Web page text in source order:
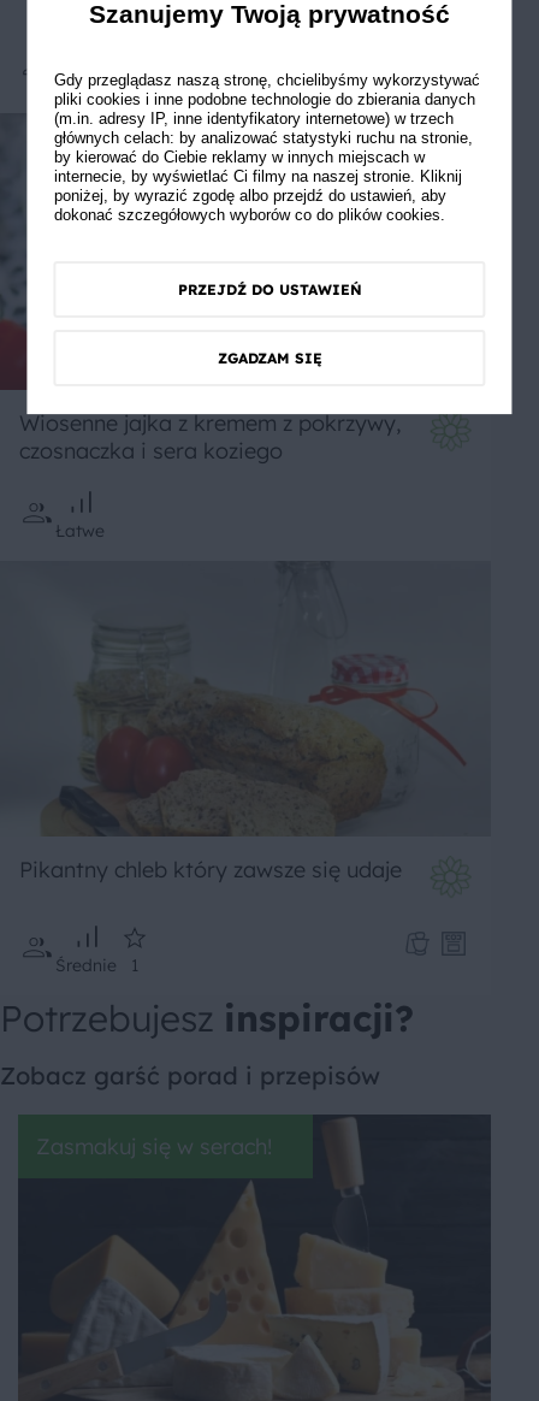
Średnie
Wiosenne jajka z kremem z pokrzywy,
czosnaczka i sera koziego
Łatwe
Pikantny chleb który zawsze się udaje
Średnie 1
Potrzebujesz inspiracji?
Zobacz garść porad i przepisów
Zasmakuj się w serach!
Szanujemy Twoją prywatność
Gdy przeglądasz naszą stronę, chcielibyśmy wykorzystywać
pliki cookies i inne podobne technologie do zbierania danych
(m.in. adresy IP, inne identyfikatory internetowe) w trzech
głównych celach: by analizować statystyki ruchu na stronie,
by kierować do Ciebie reklamy w innych miejscach w
internecie, by wyświetlać Ci filmy na naszej stronie. Kliknij
poniżej, by wyrazić zgodę albo przejdź do ustawień, aby
dokonać szczegółowych wyborów co do plików cookies.
PRZEJDŹ DO USTAWIEŃ
ZGADZAM SIĘ